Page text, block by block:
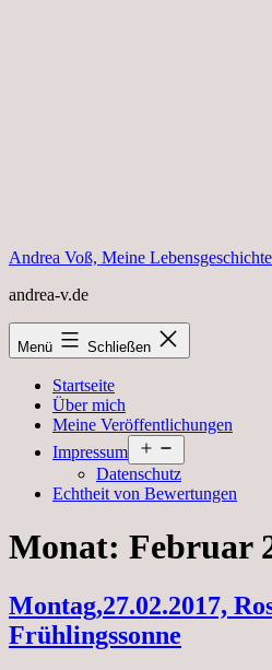
Andrea Voß, Meine
andrea-v.de
Menü Schließen
Startseite
Über mich
Meine Veröffentlichungen
Impressum
öffnen
Datenschutz
Echtheit von Bewertungen
Monat: Februar
Montag,27.02.2017,
Frühlingssonne